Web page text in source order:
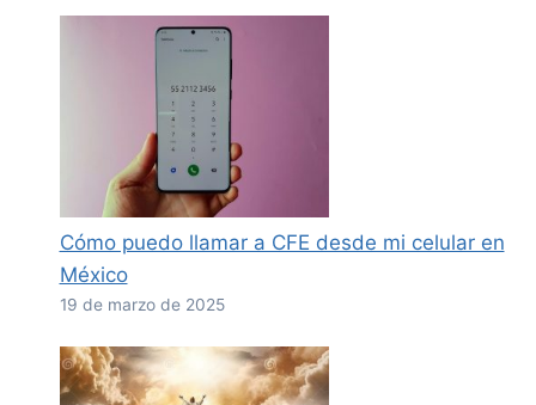
Cómo puedo llamar a CFE desde mi celular en
México
19 de marzo de 2025